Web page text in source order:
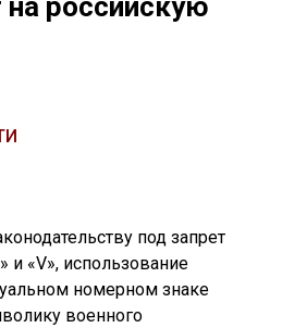
российскую
под запрет
и «V», использование
номерном знаке
военного